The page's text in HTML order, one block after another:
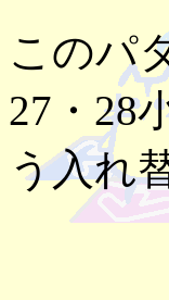
このパ
27・28
う入れ